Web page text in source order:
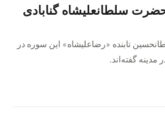
حضرت سلطانعلیشاه گنابادی
تابنده «رضاعلیشاه» این سوره در
گفته‌اند.